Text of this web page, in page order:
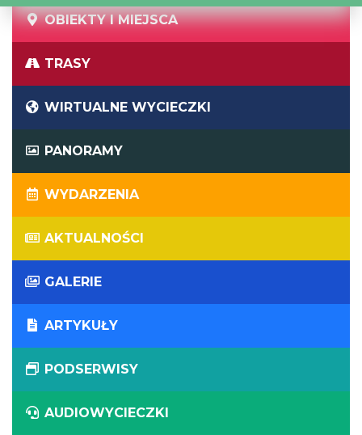
OBIEKTY I MIEJSCA
TRASY
WIRTUALNE WYCIECZKI
PANORAMY
WYDARZENIA
AKTUALNOŚCI
GALERIE
ARTYKUŁY
PODSERWISY
AUDIOWYCIECZKI